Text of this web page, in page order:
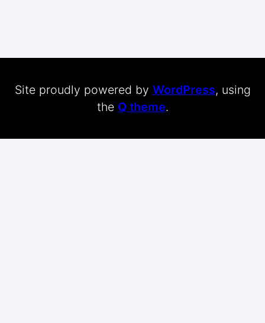
Site proudly powered by WordPress, using
the Q theme.